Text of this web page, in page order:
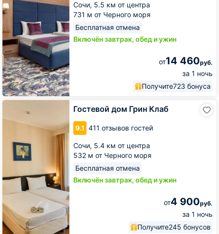
Сочи, 5.5 км от центра
731 м от Черного моря
Бесплатная отмена
Включён завтрак, обед и ужин
от14 460руб.
за 1 ночь
Получите723 бонуса
Гостевой дом Грин Клаб
9.1 411 отзывов гостей
Сочи, 5.4 км от центра
532 м от Черного моря
Бесплатная отмена
Включён завтрак, обед и ужин
от4 900руб.
за 1 ночь
Получите245 бонусов
Гостевой
Грин